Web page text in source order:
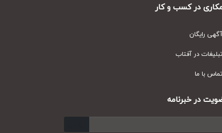
در کسب و کار
رایگان
در آفتاب
با ما
در خبرنامه